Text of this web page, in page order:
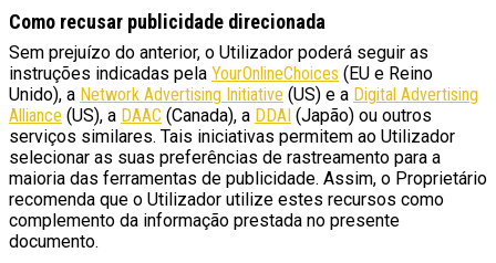
Como recusar publicidade direcionada
Sem prejuízo do anterior, o Utilizador poderá seguir as
instruções indicadas pela YourOnlineChoices (EU e Reino
Unido), a Network Advertising Initiative (US) e a Digital Advertising
Alliance (US), a DAAC (Canada), a DDAI (Japão) ou outros
serviços similares. Tais iniciativas permitem ao Utilizador
selecionar as suas preferências de rastreamento para a
maioria das ferramentas de publicidade. Assim, o Proprietário
recomenda que o Utilizador utilize estes recursos como
complemento da informação prestada no presente
documento.